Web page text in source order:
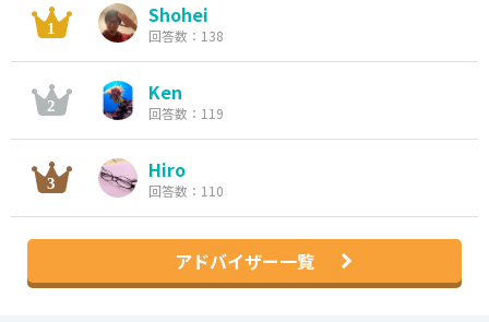
Shohei
回答数：138
Ken
回答数：119
Hiro
回答数：110
アドバイザー一覧